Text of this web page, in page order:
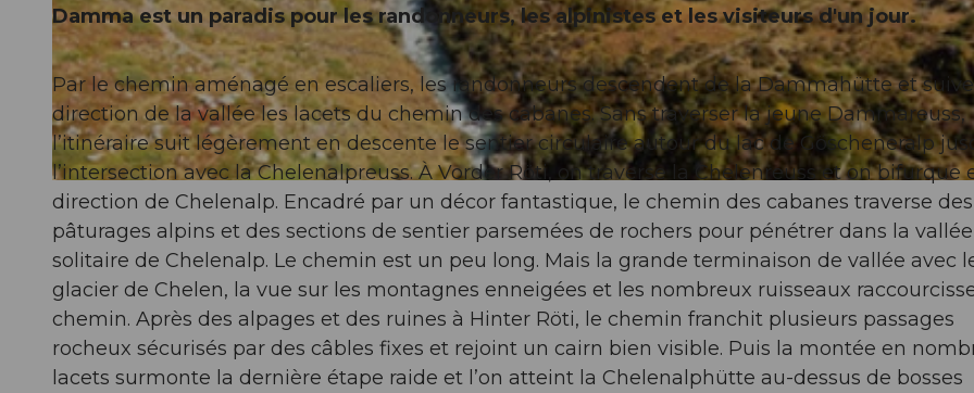
Damma est un paradis pour les randonneurs, les alpinistes et les visiteurs d'un jour.
Par le chemin aménagé en escaliers, les randonneurs descendent de la Dammahütte et
direction de la vallée les lacets du chemin des cabanes. Sans traverser la jeune Dammareuss,
l’itinéraire suit légèrement en descente le sentier circulaire autour du lac de Göscheneralp
l’intersection avec la Chelenalpreuss. À Vorder Röti, on traverse la Chelenreuss et on bifurque
direction de Chelenalp. Encadré par un décor fantastique, le chemin des cabanes traverse des
pâturages alpins et des sections de sentier parsemées de rochers pour pénétrer dans la vallée
solitaire de Chelenalp. Le chemin est un peu long. Mais la grande terminaison de vallée avec
glacier de Chelen, la vue sur les montagnes enneigées et les nombreux ruisseaux
chemin. Après des alpages et des ruines à Hinter Röti, le chemin franchit plusieurs passages
rocheux sécurisés par des câbles fixes et rejoint un cairn bien visible. Puis la montée en
lacets surmonte la dernière étape raide et l’on atteint la Chelenalphütte au-dessus de bosses